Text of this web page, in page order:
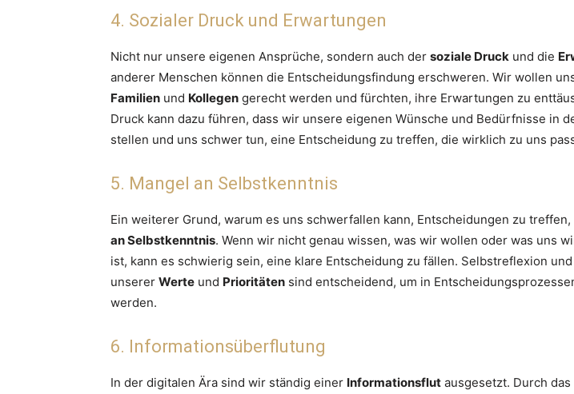
4. Sozialer Druck und Erwartungen
Nicht nur unsere eigenen Ansprüche, sondern auch der soziale Druck und die
anderer Menschen können die Entscheidungsfindung erschweren. Wir wollen
Familien und Kollegen gerecht werden und fürchten, ihre Erwartungen zu
Druck kann dazu führen, dass wir unsere eigenen Wünsche und Bedürfnisse in
stellen und uns schwer tun, eine Entscheidung zu treffen, die wirklich zu uns
5. Mangel an Selbstkenntnis
Ein weiterer Grund, warum es uns schwerfallen kann, Entscheidungen zu treffen,
an Selbstkenntnis. Wenn wir nicht genau wissen, was wir wollen oder was uns
ist, kann es schwierig sein, eine klare Entscheidung zu fällen. Selbstreflexion
unserer Werte und Prioritäten sind entscheidend, um in
werden.
6. Informationsüberflutung
In der digitalen Ära sind wir ständig einer Informationsflut ausgesetzt. Durch